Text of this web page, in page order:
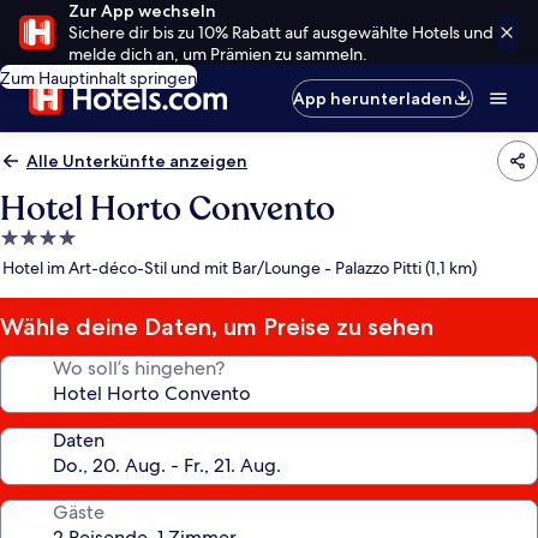
Zur App wechseln
Sichere dir bis zu 10% Rabatt auf ausgewählte Hotels und
melde dich an, um Prämien zu sammeln.
Zum Hauptinhalt springen
App herunterladen
Alle Unterkünfte anzeigen
Hotel Horto Convento
4.0-
Sterne-
Hotel im Art-déco-Stil und mit Bar/Lounge - Palazzo Pitti (1,1 km)
Wähle deine Daten, um Preise zu sehen
Wo soll’s hingehen?
Daten
Gäste